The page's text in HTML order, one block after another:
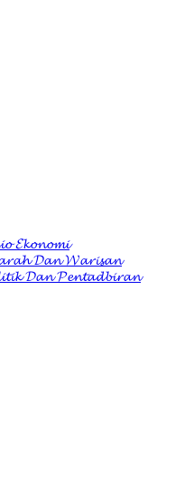
𝓔𝓴𝓸𝓷𝓸𝓶𝓲
𝓓𝓪𝓷 𝓦𝓪𝓻𝓲𝓼𝓪𝓷
𝓓𝓪𝓷 𝓟𝓮𝓷𝓽𝓪𝓭𝓫𝓲𝓻𝓪𝓷